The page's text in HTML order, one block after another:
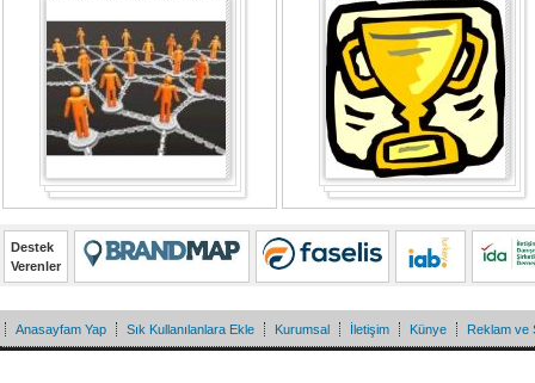
Destek
Verenler
Anasayfam Yap Sık Kullanılanlara Ekle Kurumsal İletişim Künye Reklam ve